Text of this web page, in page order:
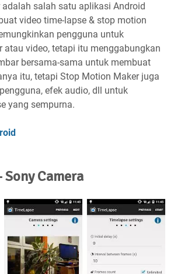
salah satu aplikasi Android
video time-lapse & stop motion
pengguna untuk
atau video, tetapi itu menggabungkan
bersama-sama untuk membuat
itu, tetapi Stop Motion Maker juga
efek audio, dll untuk
yang sempurna.
Sony Camera